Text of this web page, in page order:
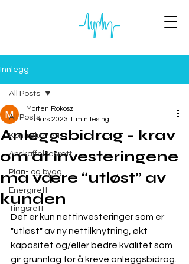
Innlegg
All Posts
Kontraktsrett
Anskaffelsesrett
Plan- og bygg
Energirett
Tingsrett
All Posts
Anleggsbidrag - krav
om at investeringene
må være “utløst” av
kunden
Morten Rokosz
1. mars 2023 1 min lesing
Det er kun nettinvesteringer som er
"utløst" av ny nettilknytning, økt
kapasitet og/eller bedre kvalitet som
gir grunnlag for å kreve anleggsbidrag.